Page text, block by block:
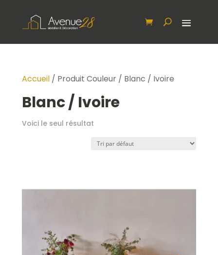
Accueil/ Produit Couleur / Blanc / Ivoire
Blanc / Ivoire
Voici le seul résultat